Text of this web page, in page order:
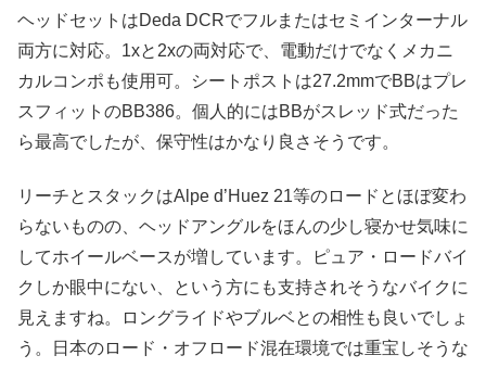
ヘッドセットはDeda DCRでフルまたはセミインターナル
両方に対応。1xと2xの両対応で、電動だけでなくメカニ
カルコンポも使用可。シートポストは27.2mmでBBはプレ
スフィットのBB386。個人的にはBBがスレッド式だった
ら最高でしたが、保守性はかなり良さそうです。
リーチとスタックはAlpe d’Huez 21等のロードとほぼ変わ
らないものの、ヘッドアングルをほんの少し寝かせ気味に
してホイールベースが増しています。ピュア・ロードバイ
クしか眼中にない、という方にも支持されそうなバイクに
見えますね。ロングライドやブルベとの相性も良いでしょ
う。日本のロード・オフロード混在環境では重宝しそうな